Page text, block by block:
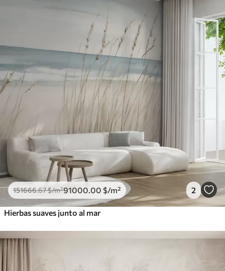
151666.67$/m²91000 .00 $/m² 2
Hierbas suaves junto al mar